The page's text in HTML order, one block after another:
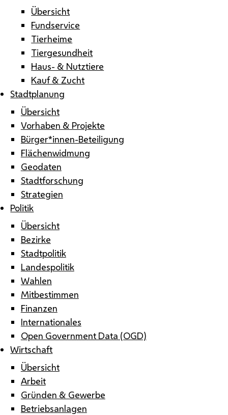
Übersicht
Fundservice
Tierheime
Tiergesundheit
Haus- & Nutztiere
Kauf & Zucht
Stadtplanung
Übersicht
Vorhaben & Projekte
Bürger*innen-Beteiligung
Flächenwidmung
Geodaten
Stadtforschung
Strategien
Politik
Übersicht
Bezirke
Stadtpolitik
Landespolitik
Wahlen
Mitbestimmen
Finanzen
Internationales
Open Government Data (OGD)
Wirtschaft
Übersicht
Arbeit
Gründen & Gewerbe
Betriebsanlagen